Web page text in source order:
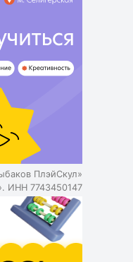
ПлэйСкул»
ИНН 7743450147